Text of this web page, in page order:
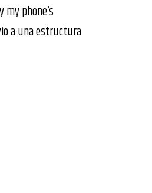
phone’s
a una estructura